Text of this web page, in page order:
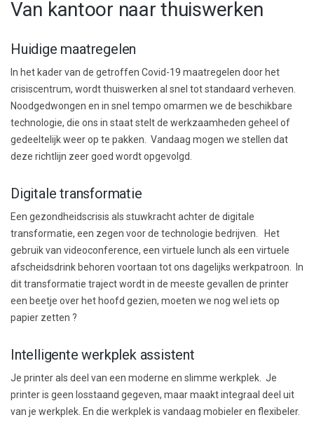
Van kantoor naar thuiswerken
Huidige maatregelen
In het kader van de getroffen Covid-19 maatregelen door het
crisiscentrum, wordt thuiswerken al snel tot standaard verheven.
Noodgedwongen en in snel tempo omarmen we de beschikbare
technologie, die ons in staat stelt de werkzaamheden geheel of
gedeeltelijk weer op te pakken. Vandaag mogen we stellen dat
deze richtlijn zeer goed wordt opgevolgd.
Digitale transformatie
Een gezondheidscrisis als stuwkracht achter de digitale
transformatie, een zegen voor de technologie bedrijven. Het
gebruik van videoconference, een virtuele lunch als een virtuele
afscheidsdrink behoren voortaan tot ons dagelijks werkpatroon. In
dit transformatie traject wordt in de meeste gevallen de printer
een beetje over het hoofd gezien, moeten we nog wel iets op
papier zetten ?
Intelligente werkplek assistent
Je printer als deel van een moderne en slimme werkplek. Je
printer is geen losstaand gegeven, maar maakt integraal deel uit
van je werkplek. En die werkplek is vandaag mobieler en flexibeler.